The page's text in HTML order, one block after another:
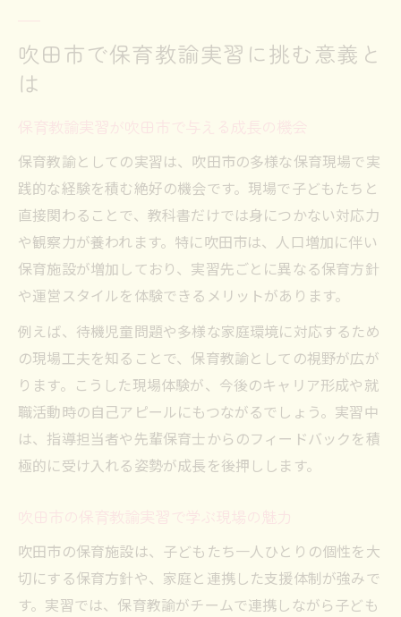
保育教諭実習で地域ニーズを知るメリット
直結
保育教諭のキャリア形成に役立つ研修活用
法
実習経験で身につく保育教諭の専門性と強
み
保育教諭実習で得られる人脈と現場の学び
キャリアアップ研修と保育教諭実習の連動
性
保育教諭を目指す方へ吹田市最新事情解説
吹田市の最新入園事情と保育教諭実習の関
係
保育教諭に必要な吹田市の施設選びポイン
ト
保育教諭が把握すべき吹田市の保育状況
吹田市で変化する保育教諭ニーズの傾向
保育教諭実習が活きる吹田市の現状分析
待機児童対策から学ぶ保育実習の進め方
吹田市で保育教諭実習に挑む意義と
は
保育教諭実習が吹田市で与える成長の機会
保育教諭としての実習は、吹田市の多様な保育現場で実
践的な経験を積む絶好の機会です。現場で子どもたちと
直接関わることで、教科書だけでは身につかない対応力
や観察力が養われます。特に吹田市は、人口増加に伴い
保育施設が増加しており、実習先ごとに異なる保育方針
や運営スタイルを体験できるメリットがあります。
例えば、待機児童問題や多様な家庭環境に対応するため
の現場工夫を知ることで、保育教諭としての視野が広が
ります。こうした現場体験が、今後のキャリア形成や就
職活動時の自己アピールにもつながるでしょう。実習中
は、指導担当者や先輩保育士からのフィードバックを積
極的に受け入れる姿勢が成長を後押しします。
吹田市の保育教諭実習で学ぶ現場の魅力
吹田市の保育施設は、子どもたち一人ひとりの個性を大
切にする保育方針や、家庭と連携した支援体制が強みで
す。実習では、保育教諭がチームで連携しながら子ども